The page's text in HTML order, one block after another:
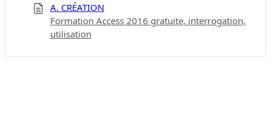
A. CRÉATION
Formation Access 2016 gratuite, interrogation,
utilisation